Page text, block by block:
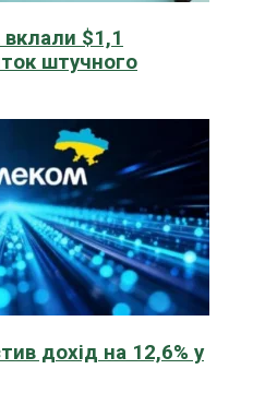
$1,1
штучного
дохід на 12,6% у